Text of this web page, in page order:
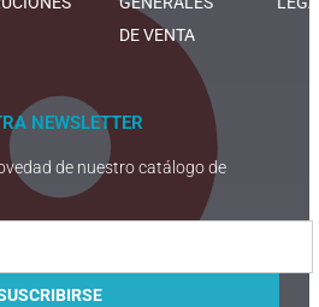
DE VENTA
NEWSLETTER
de nuestro catálogo de